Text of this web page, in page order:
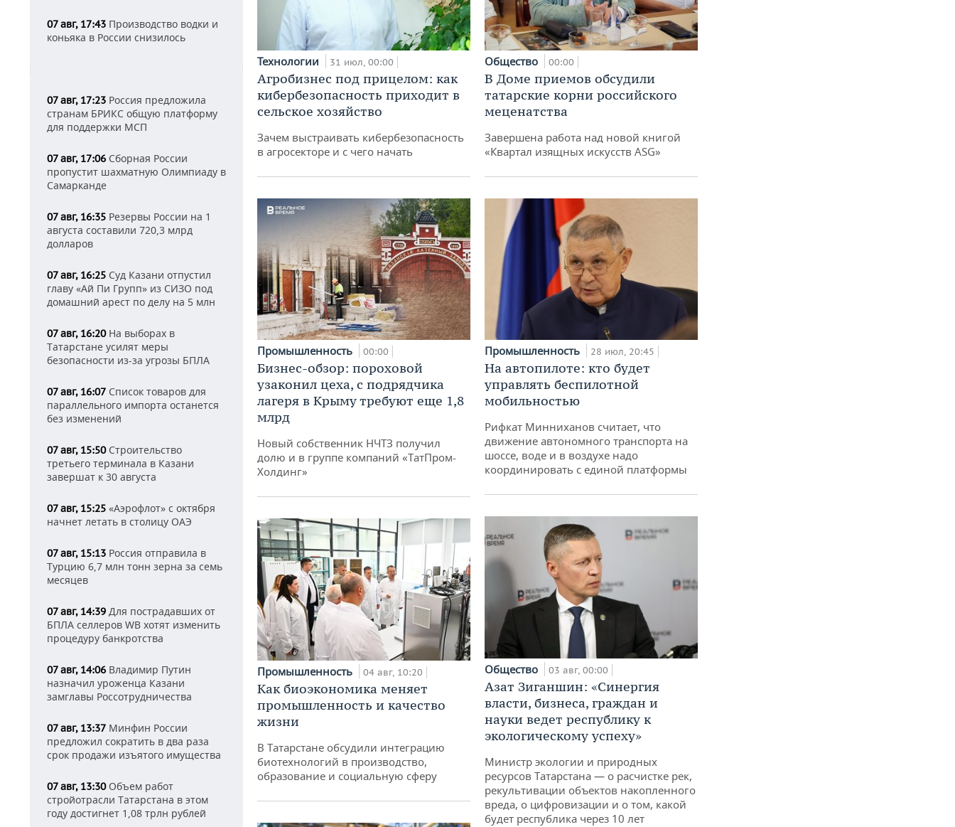
07 авг, 17:43 Производство водки и
коньяка в России снизилось
07 авг, 17:23 Россия предложила
странам БРИКС общую платформу
для поддержки МСП
07 авг, 17:06 Сборная России
пропустит шахматную Олимпиаду в
Самарканде
07 авг, 16:35 Резервы России на 1
августа составили 720,3 млрд
долларов
07 авг, 16:25 Суд Казани отпустил
главу «Ай Пи Групп» из СИЗО под
домашний арест по делу на 5 млн
07 авг, 16:20На выборах в
Татарстане усилят меры
безопасности из-за угрозы БПЛА
07 авг, 16:07 Список товаров для
параллельного импорта останется
без изменений
07 авг, 15:50Строительство
третьего терминала в Казани
завершат к 30 августа
07 авг, 15:25 «Аэрофлот» с октября
начнет летать в столицу ОАЭ
07 авг, 15:13 Россия отправила в
Турцию 6,7 млн тонн зерна за семь
месяцев
07 авг, 14:39 Для пострадавших от
БПЛА селлеров WB хотят изменить
процедуру банкротства
07 авг, 14:06 Владимир Путин
назначил уроженца Казани
замглавы Россотрудничества
07 авг, 13:37 Минфин России
предложил сократить в два раза
срок продажи изъятого имущества
07 авг, 13:30Объем работ
стройотрасли Татарстана в этом
году достигнет 1,08 трлн рублей
Технологии 31 июл, 00:00
Агробизнес под прицелом: как
кибербезопасность приходит в
сельское хозяйство
Зачем выстраивать кибербезопасность
в агросекторе и с чего начать
Промышленность 00:00
Бизнес-обзор: пороховой
узаконил цеха, с подрядчика
лагеря в Крыму требуют еще 1,8
млрд
Новый собственник НЧТЗ получил
долю и в группе компаний «ТатПром-
Холдинг»
Промышленность 04 авг, 10:20
Как биоэкономика меняет
промышленность и качество
жизни
В Татарстане обсудили интеграцию
биотехнологий в производство,
образование и социальную сферу
Общество 00:00
В Доме приемов обсудили
татарские корни российского
меценатства
Завершена работа над новой книгой
«Квартал изящных искусств ASG»
Промышленность 28 июл, 20:45
На автопилоте: кто будет
управлять беспилотной
мобильностью
Рифкат Минниханов считает, что
движение автономного транспорта на
шоссе, воде и в воздухе надо
координировать с единой платформы
Общество 03 авг, 00:00
Азат Зиганшин: «Синергия
власти, бизнеса, граждан и
науки ведет республику к
экологическому успеху»
Министр экологии и природных
ресурсов Татарстана — о расчистке рек,
рекультивации объектов накопленного
вреда, о цифровизации и о том, какой
будет республика через 10 лет